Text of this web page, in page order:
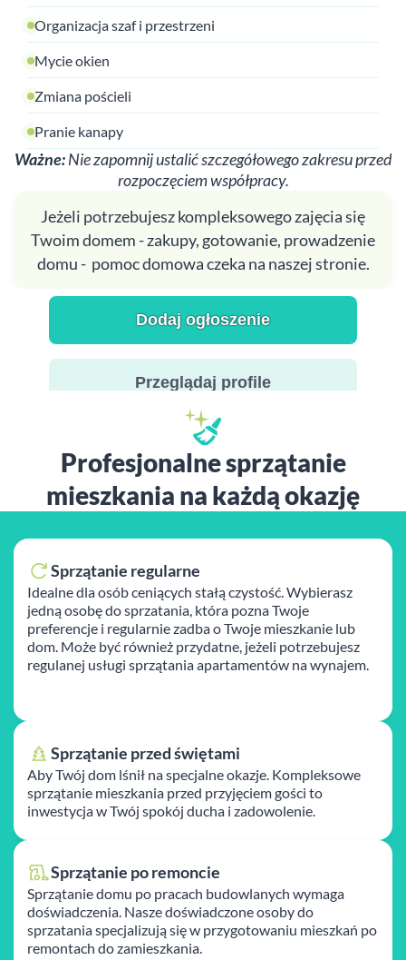
Organizacja szaf i przestrzeni
Mycie okien
Zmiana pościeli
Pranie kanapy
Ważne:Nie zapomnij ustalić szczegółowego zakresu przed
rozpoczęciem współpracy.
Jeżeli potrzebujesz kompleksowego zajęcia się
Twoim domem - zakupy, gotowanie, prowadzenie
domu - pomoc domowa czeka na naszej stronie.
Dodaj ogłoszenie
Przeglądaj profile
Profesjonalne sprzątanie
mieszkania na każdą okazję
Sprzątanie regularne
Idealne dla osób ceniących stałą czystość. Wybierasz
jedną osobę do sprzatania, która pozna Twoje
preferencje i regularnie zadba o Twoje mieszkanie lub
dom. Może być również przydatne, jeżeli potrzebujesz
regulanej usługi sprzątania apartamentów na wynajem.
Sprzątanie przed świętami
Aby Twój dom lśnił na specjalne okazje. Kompleksowe
sprzątanie mieszkania przed przyjęciem gości to
inwestycja w Twój spokój ducha i zadowolenie.
Sprzątanie po remoncie
Sprzątanie domu po pracach budowlanych wymaga
doświadczenia. Nasze doświadczone osoby do
sprzatania specjalizują się w przygotowaniu mieszkań po
remontach do zamieszkania.